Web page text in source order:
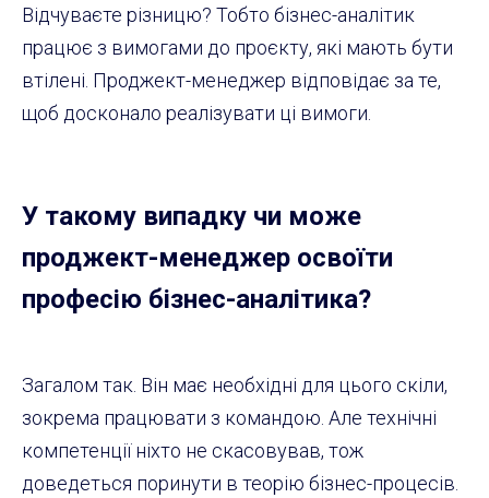
Відчуваєте різницю? Тобто бізнес-аналітик
працює з вимогами до проєкту, які мають бути
втілені. Проджект-менеджер відповідає за те,
щоб досконало реалізувати ці вимоги.
У такому випадку чи може
проджект-менеджер освоїти
професію бізнес-аналітика?
Загалом так. Він має необхідні для цього скіли,
зокрема працювати з командою. Але технічні
компетенції ніхто не скасовував, тож
доведеться поринути в теорію бізнес-процесів.